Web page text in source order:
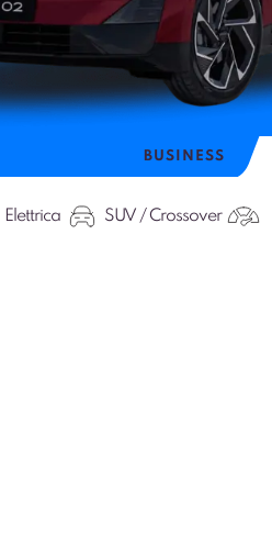
BUSINESS
Elettrica SUV / Crossover